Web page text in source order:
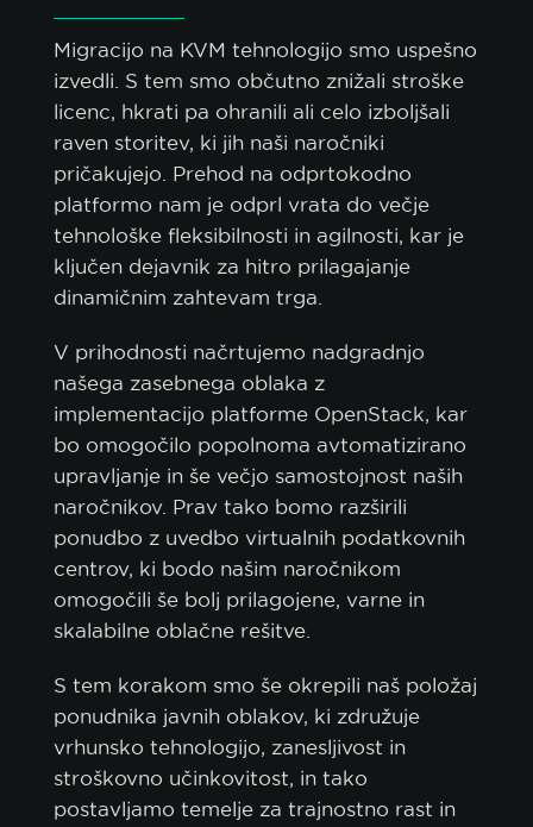
Migracijo na KVM tehnologijo smo uspešno
izvedli. S tem smo občutno znižali stroške
licenc, hkrati pa ohranili ali celo izboljšali
raven storitev, ki jih naši naročniki
pričakujejo. Prehod na odprtokodno
platformo nam je odprl vrata do večje
tehnološke fleksibilnosti in agilnosti, kar je
ključen dejavnik za hitro prilagajanje
dinamičnim zahtevam trga.
V prihodnosti načrtujemo nadgradnjo
našega zasebnega oblaka z
implementacijo platforme OpenStack, kar
bo omogočilo popolnoma avtomatizirano
upravljanje in še večjo samostojnost naših
naročnikov. Prav tako bomo razširili
ponudbo z uvedbo virtualnih podatkovnih
centrov, ki bodo našim naročnikom
omogočili še bolj prilagojene, varne in
skalabilne oblačne rešitve.
S tem korakom smo še okrepili naš položaj
ponudnika javnih oblakov, ki združuje
vrhunsko tehnologijo, zanesljivost in
stroškovno učinkovitost, in tako
postavljamo temelje za trajnostno rast in